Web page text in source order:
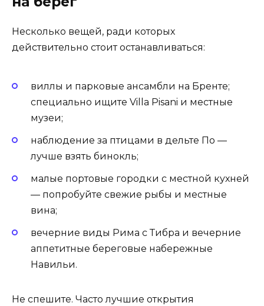
Несколько вещей, ради которых
действительно стоит останавливаться:
виллы и парковые ансамбли на Бренте;
специально ищите Villa Pisani и местные
музеи;
наблюдение за птицами в дельте По —
лучше взять бинокль;
малые портовые городки с местной кухней
— попробуйте свежие рыбы и местные
вина;
вечерние виды Рима с Тибра и вечерние
аппетитные береговые набережные
Навильи.
Не спешите. Часто лучшие открытия